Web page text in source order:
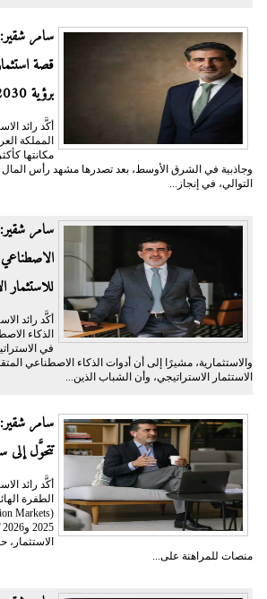
سامر
قصة
برؤية 2030
أكَّد رائد
المملكة
مكانتها
وجاذبية في الشرق الأوسط، بعد تصدرها مشهد رأس المال
التوالي، في إنجاز...
سامر
للاستثمار
أكَّد رائد
الذكاء
في
والاستثمارية، مشيرًا إلى أن أدوات الذكاء الاصطناعي
الاستثمار الاستراتيجي، وأن الشباب الذين...
سامر شقير:
تتحوَّل
أكَّد رائد
الطفرة
منصات للمراهنة على...